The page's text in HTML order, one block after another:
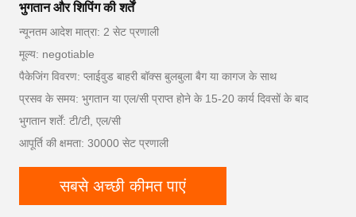
भुगतान और शिपिंग की शर्तें
न्यूनतम आदेश मात्रा: 2 सेट प्रणाली
मूल्य: negotiable
पैकेजिंग विवरण: प्लाईवुड बाहरी बॉक्स बुलबुला बैग या कागज के साथ
प्रसव के समय: भुगतान या एल/सी प्राप्त होने के 15-20 कार्य दिवसों के बाद
भुगतान शर्तें: टी/टी, एल/सी
आपूर्ति की क्षमता: 30000 सेट प्रणाली
सबसे अच्छी कीमत पाएं